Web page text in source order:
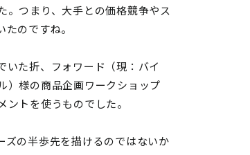
。つまり、大手との価格競争やス
のですね。
いた折、フォワード （現：バイ
）様の商品企画ワークショップ
トを使うものでした。
ズの半歩先を描けるのではないか